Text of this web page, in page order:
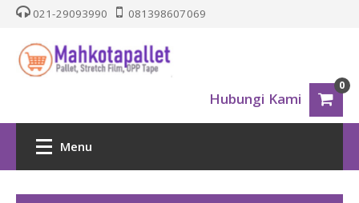
021-29093990 081398607069
Hubungi Kami
0
Menu
HOME